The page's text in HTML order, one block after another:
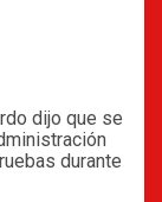
dijo que se
durante